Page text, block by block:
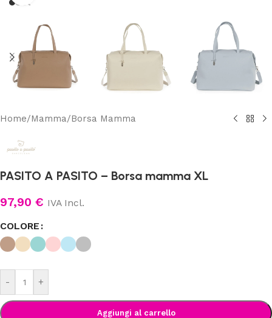
Home/Mamma/Borsa Mamma
PASITO A PASITO – Borsa mamma XL
97,90 € IVA Incl.
COLORE
- +
Aggiungi al carrello